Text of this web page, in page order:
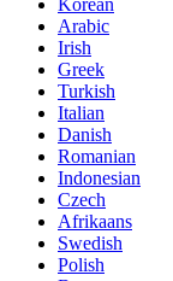
Arabic
Irish
Greek
Turkish
Italian
Danish
Romanian
Indonesian
Czech
Afrikaans
Swedish
Polish